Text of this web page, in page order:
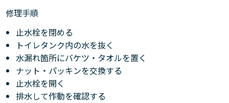
修理手順
止水栓を閉める
トイレタンク内の水を抜く
水漏れ箇所にバケツ・タオルを置く
ナット・パッキンを交換する
止水栓を開く
排水して作動を確認する